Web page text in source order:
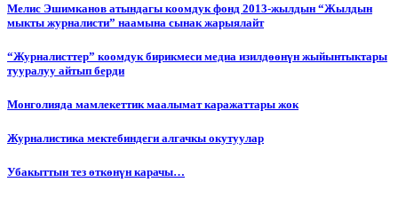
Мелис Эшимканов атындагы коомдук фонд 2013-жылдын “Жылдын
мыкты журналисти” наамына сынак жарыялайт
“Журналисттер” коомдук бирикмеси медиа изилдөөнүн жыйынтыктары
тууралуу айтып берди
Монголияда мамлекеттик маалымат каражаттары жок
Журналистика мектебиндеги алгачкы окутуулар
Убакыттын тез өткөнүн карачы…